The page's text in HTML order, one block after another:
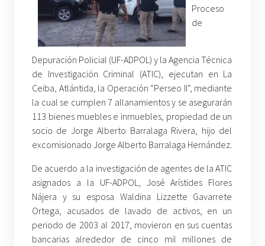
Proceso
de
Depuración Policial (UF-ADPOL) y la Agencia Técnica
de Investigación Criminal (ATIC), ejecutan en La
Ceiba, Atlántida, la Operación “Perseo II”, mediante
la cual se cumplen 7 allanamientos y se asegurarán
113 bienes muebles e inmuebles, propiedad de un
socio de Jorge Alberto Barralaga Rivera, hijo del
excomisionado Jorge Alberto Barralaga Hernández.
De acuerdo a la investigación de agentes de la ATIC
asignados a la UF-ADPOL, José Arístides Flores
Nájera y su esposa Waldina Lizzette Gavarrete
Ortega, acusados de lavado de activos, en un
periodo de 2003 al 2017, movieron en sus cuentas
bancarias alrededor de cinco mil millones de